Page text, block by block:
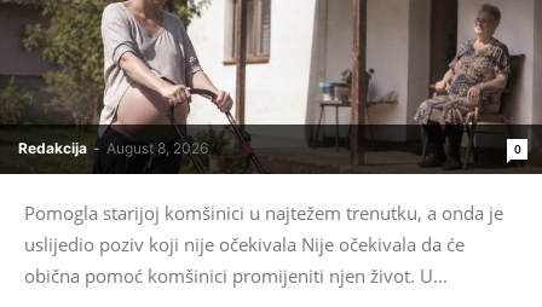
Redakcija - August 8, 2026 0
Pomogla starijoj komšinici u najtežem trenutku, a onda je
uslijedio poziv koji nije očekivala Nije očekivala da će
obična pomoć komšinici promijeniti njen život. U...